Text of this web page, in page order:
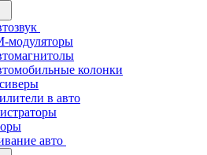
модуляторы
колонки
в авто
авто